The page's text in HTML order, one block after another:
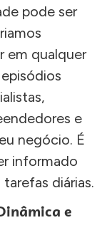
pode ser
em qualquer
e
negócio. É
informado
diárias.
e